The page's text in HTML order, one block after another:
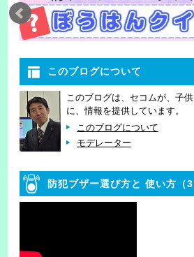
このブログについて
このブログは、セコムが、子
に、情報を提供しています。
このブログについて
モデレーター
防犯ブザー選び方と 使い方（3